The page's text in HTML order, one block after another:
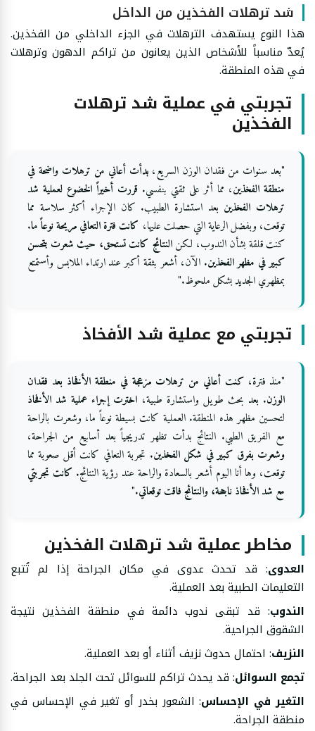
شد ترهلات الفخذين من الداخل
هذا النوع يستهدف الترهلات في الجزء الداخلي من الفخذين.
يُعدّ مناسباً للأشخاص الذين يعانون من تراكم الدهون وترهلات
في هذه المنطقة.
تجربتي في عملية شد ترهلات
الفخذين
"بعد سنوات من فقدان الوزن السريع، بدأت أعاني من ترهلات واضحة في
منطقة الفخذين، مما أثر على ثقتي بنفسي. قررت أخيراً الخضوع لعملية شد
ترهلات الفخذين بعد استشارة الطبيب. كان الإجراء أكثر سلاسة مما
توقعت، وبفضل الرعاية التي حصلت عليها، كانت فترة التعافي مريحة نوعاً ما.
كنت قلقة بشأن الندوب، لكنالنتائج كانت تستحق، حيث شعرت بتحسن
كبير في مظهر الفخذين. الآن، أشعر بثقة أكبر عند ارتداء الملابس وأستمتع
بمظهري الجديد بشكل ملحوظ."
تجربتي مع عملية شد الأفخاذ
"منذ فترة، كنت أعاني من ترهلات مزعجة في منطقة الأفخاذ بعد فقدان
الوزن. بعد بحث طويل واستشارة طبية، اخترت إجراء عملية شد الأفخاذ
لتحسين مظهر هذه المنطقة. العملية كانت بسيطة نوعاً ما، وشعرت بالراحة
مع الفريق الطبي. النتائج بدأت تظهر تدريجياً بعد أسابيع من الجراحة،
وشعرت بفرق كبير في شكل الفخذين. تجربة التعافي كانت أقل صعوبة مما
توقعت، وها أنا اليوم أشعر بالسعادة والراحة عند رؤية النتائج. كانت تجربتي
مع شد الأفخاذ ناجحة، والنتائج فاقت توقعاتي."
مخاطر عملية شد ترهلات الفخذين
العدوى: قد تحدث عدوى في مكان الجراحة إذا لم تُتبع
التعليمات الطبية بعد العملية.
الندوب: قد تبقى ندوب دائمة في منطقة الفخذين نتيجة
الشقوق الجراحية.
النزيف: احتمال حدوث نزيف أثناء أو بعد العملية.
تجمع السوائل: قد يحدث تراكم للسوائل تحت الجلد بعد الجراحة.
التغير في الإحساس: الشعور بخدر أو تغير في الإحساس في
منطقة الجراحة.